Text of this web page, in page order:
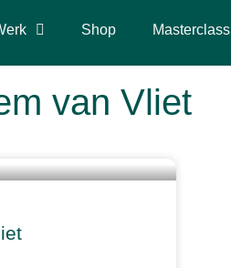
Shop Masterclass
van Vliet